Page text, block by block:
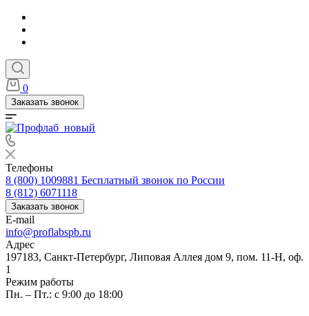
0
Заказать звонок
Телефоны
8 (800) 1009881 Бесплатный звонок по России
8 (812) 6071118
Заказать звонок
E-mail
info@proflabspb.ru
Адрес
197183, Санкт-Петербург, Липовая Аллея дом 9, пом. 11-Н, оф.
1
Режим работы
Пн. – Пт.: с 9:00 до 18:00